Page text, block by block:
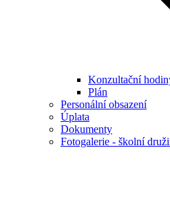
Konzultační
Plán
Personální obsazení
Úplata
Dokumenty
Fotogalerie - školní